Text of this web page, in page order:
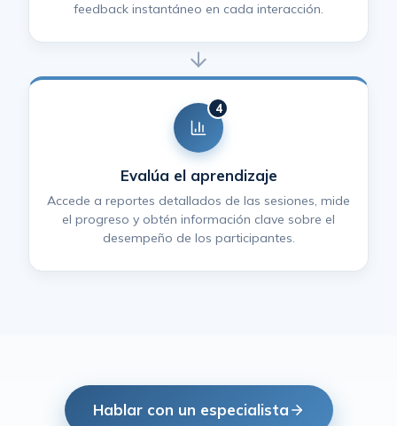
feedback instantáneo en cada interacción.
4
Evalúa el aprendizaje
Accede a reportes detallados de las sesiones, mide
el progreso y obtén información clave sobre el
desempeño de los participantes.
Hablar con un especialista